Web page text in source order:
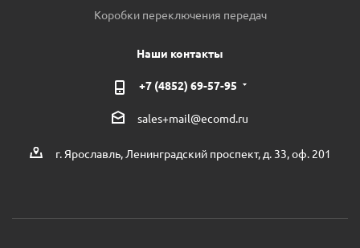
Коробки переключения передач
Наши контакты
+7 (4852) 69-57-95
sales+mail@ecomd.ru
г. Ярославль, Ленинградский проспект, д. 33, оф. 201